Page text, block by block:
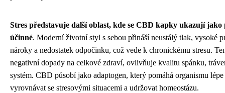
Stres představuje další oblast, kde se CBD kapky ukazují jako
účinné. Moderní životní styl s sebou přináší neustálý tlak, vysoké
nároky a nedostatek odpočinku, což vede k chronickému stresu.
negativní dopady na celkové zdraví, ovlivňuje kvalitu spánku,
systém. CBD působí jako adaptogen, který pomáhá organismu lépe
vyrovnávat se stresovými situacemi a udržovat homeostázu.